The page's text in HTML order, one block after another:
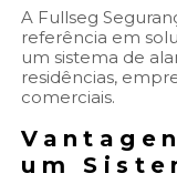
A Fullseg
referência em
um sistema de
residências,
comerciais.
um